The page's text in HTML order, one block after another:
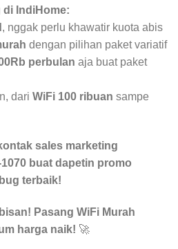
IndiHome:
, nggak perlu khawatir kuota abis
dengan pilihan paket variatif
perbulan aja buat paket
dari WiFi 100 ribuan sampe
sales marketing
buat dapetin promo
terbaik!
Pasang WiFi Murah
harga naik! 🚀